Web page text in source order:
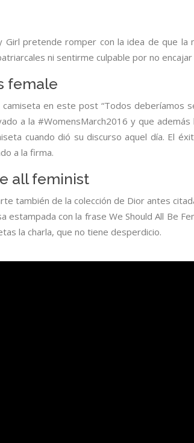
Girl pretende romper con la idea de que
ni sentirme culpable por no
female
en este post “Todos deberíamos
a la #WomensMarch2016 y que
cuando dió su discurso aquel día. El
a la firma.
all feminist
también de la colección de Dior antes
estampada con la frase We Should All Be
la charla, que no tiene desperdicio.